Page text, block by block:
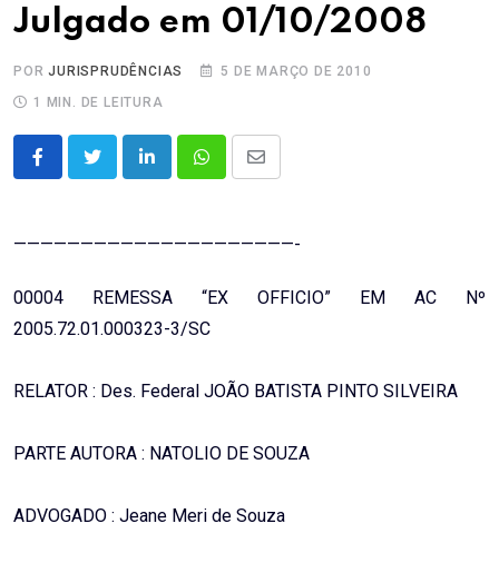
Julgado em 01/10/2008
PORJURISPRUDÊNCIAS
5 DE MARÇO DE 2010
1 MIN. DE LEITURA
LinkedInWhatsappShare
—————————————————————-
00004 REMESSA “EX OFFICIO” EM AC Nº
2005.72.01.000323-3/SC
RELATOR : Des. Federal JOÃO BATISTA PINTO SILVEIRA
PARTE AUTORA : NATOLIO DE SOUZA
ADVOGADO : Jeane Meri de Souza